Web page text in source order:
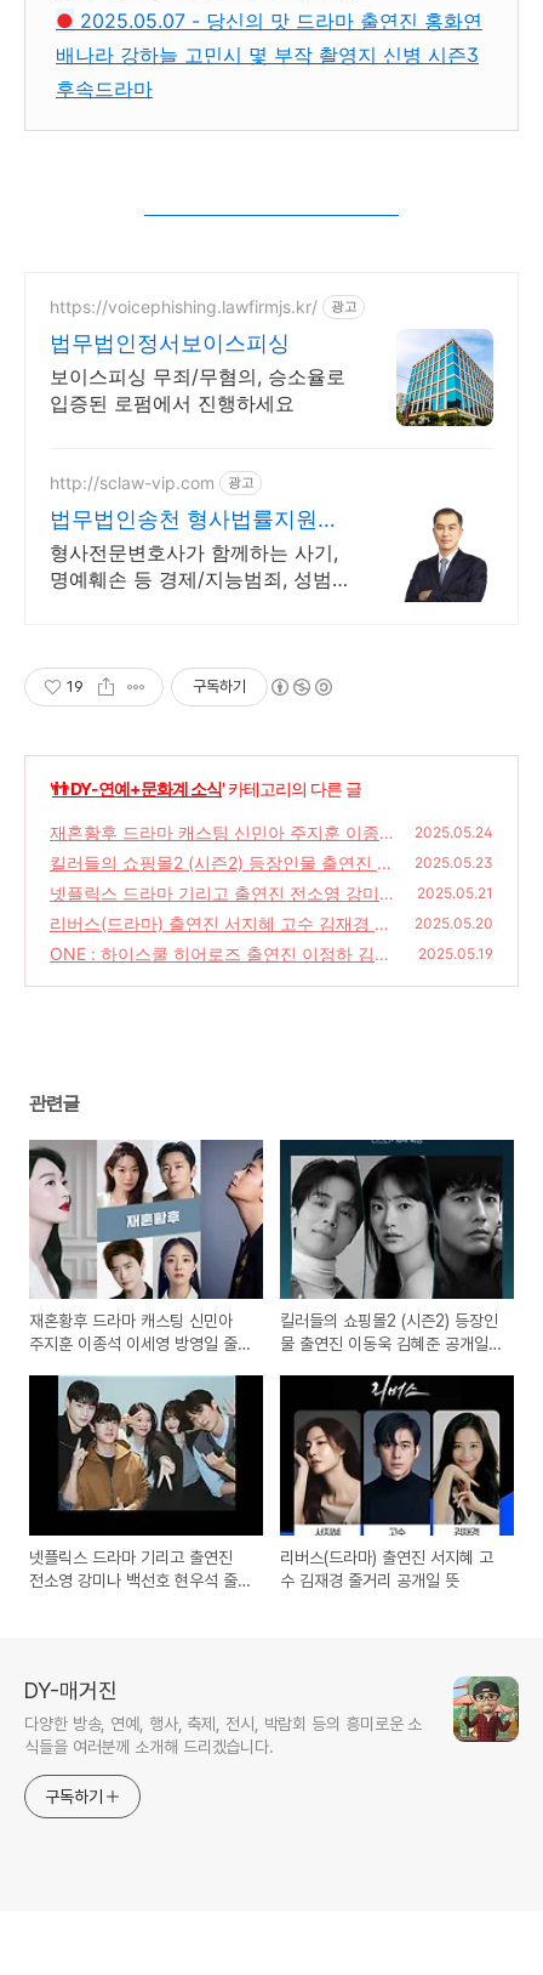
● 2025.05.07 - 당신의 맛 드라마 출연진 홍화연
배나라 강하늘 고민시 몇 부작 촬영지 신병 시즌3
후속드라마
https://voicephishing.lawfirmjs.kr/ 광고
법무법인정서보이스피싱
보이스피싱 무죄/무혐의, 승소율로
입증된 로펌에서 진행하세요
http://sclaw-vip.com 광고
법무법인송천 형사법률지원센
터
형사전문변호사가 함께하는 사기,
명예훼손 등 경제/지능범죄, 성범
19 구독하기
'👬 DY-연예+문화계 소식' 카테고리의 다른 글
재혼황후 드라마 캐스팅 신민아 주지훈 이종석
이세영 방영일 줄거리 네이버웹툰
(20)
2025.05.24
킬러들의 쇼핑몰2 (시즌2) 등장인물 출연진 이
동욱 김혜준 공개일 결말
(22)
2025.05.23
넷플릭스 드라마 기리고 출연진 전소영 강미나
백선호 현우석 줄거리
(30)
2025.05.21
리버스(드라마) 출연진 서지혜 고수 김재경 줄
거리 공개일 뜻
(38)
2025.05.20
ONE : 하이스쿨 히어로즈 출연진 이정하 김도
2025.05.19
관련글
재혼황후 드라마 캐스팅 신민아
주지훈 이종석 이세영 방영일 줄
킬러들의 쇼핑몰2 (시즌2) 등장인
물 출연진 이동욱 김혜준 공개일
넷플릭스 드라마 기리고 출연진
전소영 강미나 백선호 현우석 줄
리버스(드라마) 출연진 서지혜 고
수 김재경 줄거리 공개일 뜻
DY-매거진
다양한 방송, 연예, 행사, 축제, 전시, 박람회 등의 흥미로운 소
식들을 여러분께 소개해 드리겠습니다.
구독하기